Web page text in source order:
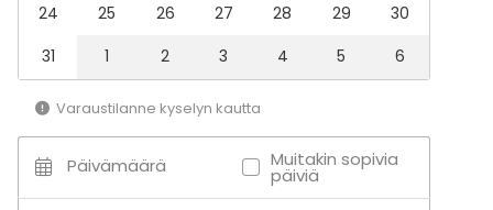
Virkistystilaisuus
Mökkireissu / retriitti
Tilatyypit
Juhlasali
Ravintola
24
25 26 27 28 29
30
31
1 2 3 4 5 6
Varaustilanne kyselyn kautta
Päivämäärä Muitakin sopivia
päiviä